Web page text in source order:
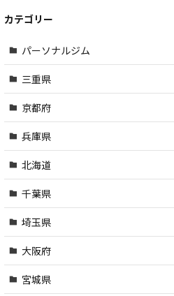
カテゴリー
パーソナルジム
三重県
京都府
兵庫県
北海道
千葉県
埼玉県
大阪府
宮城県